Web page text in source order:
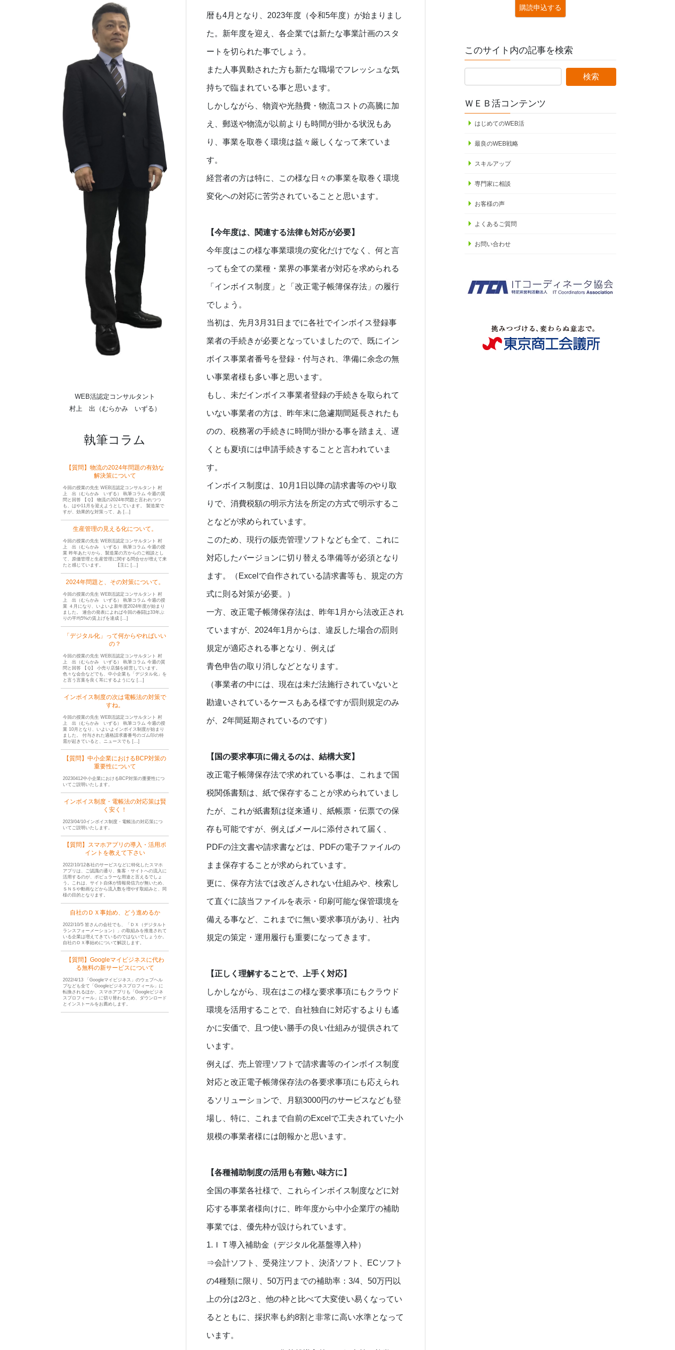
WEB活認定コンサルタント
村上 出（むらかみ いずる）
執筆コラム
【質問】物流の2024年問題の有効な
解決策について
今回の授業の先生 WEB活認定コンサルタント 村
上 出（むらかみ いずる） 執筆コラム 今週の質
問と回答 【Ｑ】 物流の2024年問題と言われつつ
も、はや11月を迎えようとしています。 製造業で
すが、効果的な対策って、あ […]
生産管理の見える化について。
今回の授業の先生 WEB活認定コンサルタント 村
上 出（むらかみ いずる） 執筆コラム 今週の授
業 昨年あたりから、製造業の方からのご相談とし
て、原価管理と生産管理に関する問合せが増えて来
たと感じています。 【主に […]
2024年問題と、その対策について。
今回の授業の先生 WEB活認定コンサルタント 村
上 出（むらかみ いずる） 執筆コラム 今週の授
業 ４月になり、いよいよ新年度2024年度が始まり
ました。 連合の発表によれば今回の春闘は33年ぶ
りの平均5%の賃上げを達成 […]
「デジタル化」って何からやればいい
の？
今回の授業の先生 WEB活認定コンサルタント 村
上 出（むらかみ いずる） 執筆コラム 今週の質
問と回答 【Ｑ】 小売り店舗を経営しています。
色々な会合などでも、中小企業も「デジタル化」を
と言う言葉を良く耳にするようにな […]
インボイス制度の次は電帳法の対策で
すね。
今回の授業の先生 WEB活認定コンサルタント 村
上 出（むらかみ いずる） 執筆コラム 今週の授
業 10月となり、いよいよインボイス制度が始まり
ました。 付与された適格請求書番号のゴム印の特
需が起きていると、ニュースでも […]
【質問】中小企業におけるBCP対策の
重要性について
20230412中小企業におけるBCP対策の重要性につ
いてご説明いたします。
インボイス制度・電帳法の対応策は賢
く安く！
2023/04/10インボイス制度・電帳法の対応策につ
いてご説明いたします。
【質問】スマホアプリの導入・活用ポ
イントを教えて下さい
2022/10/12各社のサービスなどに特化したスマホ
アプリは、ご認識の通り、集客・サイトへの流入に
活用するのが、ポピュラーな用途と言えるでしょ
う。これは、サイト自体が情報発信力が無いため、
ＳＮＳや動画などから流入数を増やす取組みと、同
様の目的となります。
自社のＤＸ事始め、どう進めるか
2022/10/5 皆さんの会社でも、「ＤＸ（デジタルト
ランスフォーメーション）」の取組みを推進されて
いる企業は増えてきているのではないでしょうか。
自社のＤＸ事始めについて解説します。
【質問】Googleマイビジネスに代わ
る無料の新サービスについて
2022/4/13 「Googleマイビジネス」のウェブヘル
プなども全て「Googleビジネスプロフィール」に
転換されるほか、スマホアプリも「Googleビジネ
スプロフィール」に切り替わるため、ダウンロード
とインストールをお薦めします。
暦も4月となり、2023年度（令和5年度）が始まりまし
た。新年度を迎え、各企業では新たな事業計画のスタ
ートを切られた事でしょう。
また人事異動された方も新たな職場でフレッシュな気
持ちで臨まれている事と思います。
しかしながら、物資や光熱費・物流コストの高騰に加
え、郵送や物流が以前よりも時間が掛かる状況もあ
り、事業を取巻く環境は益々厳しくなって来ていま
す。
経営者の方は特に、この様な日々の事業を取巻く環境
変化への対応に苦労されていることと思います。
【今年度は、関連する法律も対応が必要】
今年度はこの様な事業環境の変化だけでなく、何と言
っても全ての業種・業界の事業者が対応を求められる
「インボイス制度」と「改正電子帳簿保存法」の履行
でしょう。
当初は、先月3月31日までに各社でインボイス登録事
業者の手続きが必要となっていましたので、既にイン
ボイス事業者番号を登録・付与され、準備に余念の無
い事業者様も多い事と思います。
もし、未だインボイス事業者登録の手続きを取られて
いない事業者の方は、昨年末に急遽期間延長されたも
のの、税務署の手続きに時間が掛かる事を踏まえ、遅
くとも夏頃には申請手続きすることと言われていま
す。
インボイス制度は、10月1日以降の請求書等のやり取
りで、消費税額の明示方法を所定の方式で明示するこ
となどが求められています。
このため、現行の販売管理ソフトなども全て、これに
対応したバージョンに切り替える準備等が必須となり
ます。（Excelで自作されている請求書等も、規定の方
式に則る対策が必要。）
一方、改正電子帳簿保存法は、昨年1月から法改正され
ていますが、2024年1月からは、違反した場合の罰則
規定が適応される事となり、例えば
青色申告の取り消しなどとなります。
（事業者の中には、現在は未だ法施行されていないと
勘違いされているケースもある様ですが罰則規定のみ
が、2年間延期されているのです）
【国の要求事項に備えるのは、結構大変】
改正電子帳簿保存法で求めれている事は、これまで国
税関係書類は、紙で保存することが求められていまし
たが、これが紙書類は従来通り、紙帳票・伝票での保
存も可能ですが、例えばメールに添付されて届く、
PDFの注文書や請求書などは、PDFの電子ファイルの
まま保存することが求められています。
更に、保存方法では改ざんされない仕組みや、検索し
て直ぐに該当ファイルを表示・印刷可能な保管環境を
備える事など、これまでに無い要求事項があり、社内
規定の策定・運用履行も重要になってきます。
【正しく理解することで、上手く対応】
しかしながら、現在はこの様な要求事項にもクラウド
環境を活用することで、自社独自に対応するよりも遙
かに安価で、且つ使い勝手の良い仕組みが提供されて
います。
例えば、売上管理ソフトで請求書等のインボイス制度
対応と改正電子帳簿保存法の各要求事項にも応えられ
るソリューションで、月額3000円のサービスなども登
場し、特に、これまで自前のExcelで工夫されていた小
規模の事業者様には朗報かと思います。
【各種補助制度の活用も有難い味方に】
全国の事業各社様で、これらインボイス制度などに対
応する事業者様向けに、昨年度から中小企業庁の補助
事業では、優先枠が設けられています。
1.ＩＴ導入補助金（デジタル化基盤導入枠）
⇒会計ソフト、受発注ソフト、決済ソフト、ECソフト
の4種類に限り、50万円までの補助率：3/4、50万円以
上の分は2/3と、他の枠と比べて大変使い易くなってい
るとともに、採択率も約8割と非常に高い水準となって
います。
このサイト内の記事を検索
ＷＥＢ活コンテンツ
はじめてのWEB活
最良のWEB戦略
スキルアップ
専門家に相談
お客様の声
よくあるご質問
お問い合わせ